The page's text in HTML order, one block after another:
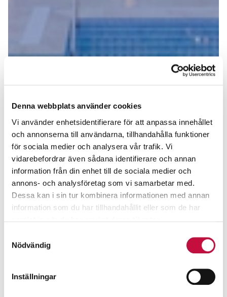
Denna webbplats använder cookies
Vi använder enhetsidentifierare för att anpassa innehållet
och annonserna till användarna, tillhandahålla funktioner
för sociala medier och analysera vår trafik. Vi
vidarebefordrar även sådana identifierare och annan
information från din enhet till de sociala medier och
annons- och analysföretag som vi samarbetar med.
Dessa kan i sin tur kombinera informationen med annan
information som du har tillhandahållit eller som de har
Nödvändig
Inställningar